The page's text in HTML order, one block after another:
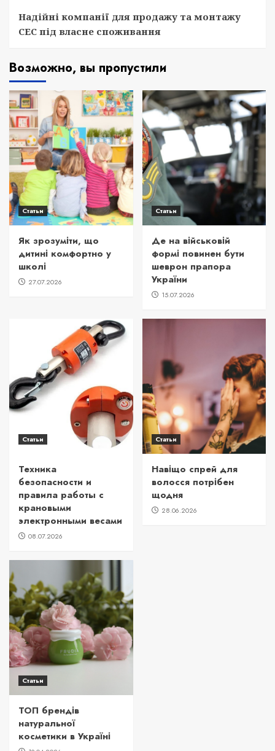
Надійні компанії для продажу та монтажу
СЕС під власне споживання
Возможно, вы пропустили
Статьи
Як зрозуміти, що
дитині комфортно у
школі
27.07.2026
Статьи
Де на військовій
формі повинен бути
шеврон прапора
України
15.07.2026
Статьи
Техника
безопасности и
правила работы с
крановыми
электронными весами
08.07.2026
Статьи
Навіщо спрей для
волосся потрібен
щодня
28.06.2026
Статьи
ТОП брендів
натуральної
косметики в Україні